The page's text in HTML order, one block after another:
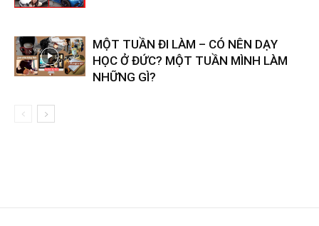
MỘT TUẦN ĐI LÀM – CÓ NÊN DẠY
HỌC Ở ĐỨC? MỘT TUẦN MÌNH LÀM
NHỮNG GÌ?